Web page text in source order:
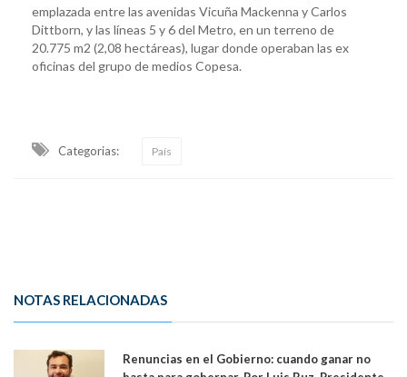
emplazada entre las avenidas Vicuña Mackenna y Carlos
Dittborn, y las líneas 5 y 6 del Metro, en un terreno de
20.775 m2 (2,08 hectáreas), lugar donde operaban las ex
oficinas del grupo de medios Copesa.
Categorias: País
NOTAS RELACIONADAS
Renuncias en el Gobierno: cuando ganar no